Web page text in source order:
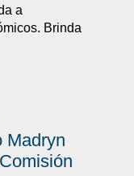
a
Brinda
Madryn